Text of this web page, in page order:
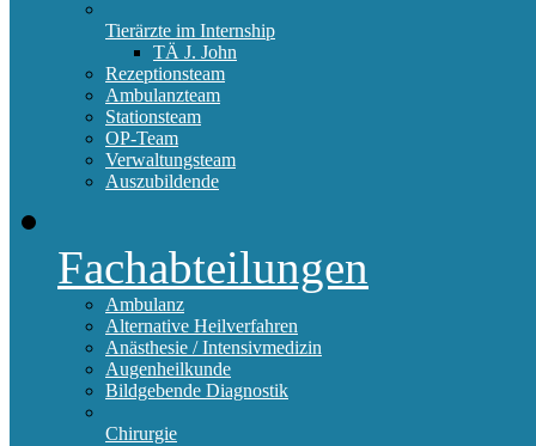
Tierärzte im Internship
TÄ J. John
Rezeptionsteam
Ambulanzteam
Stationsteam
OP-Team
Verwaltungsteam
Auszubildende
Fachabteilungen
Ambulanz
Alternative Heilverfahren
Anästhesie / Intensivmedizin
Augenheilkunde
Bildgebende Diagnostik
Chirurgie